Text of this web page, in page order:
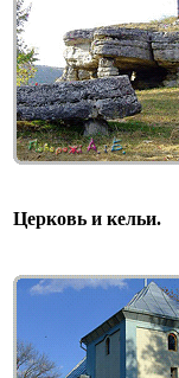
Церковь и кельи.